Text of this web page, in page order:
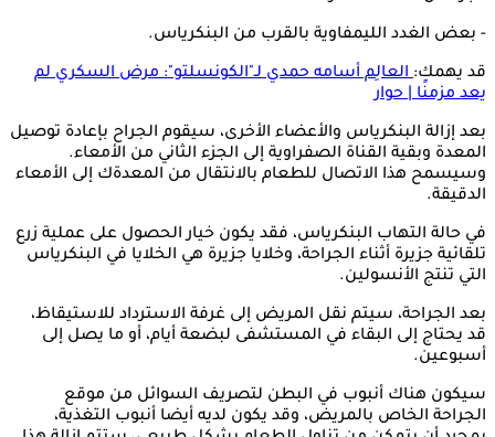
- بعض الغدد الليمفاوية بالقرب من البنكرياس.
قد يهمك:العالِم أسامه حمدي لـ"الكونسلتو": مرض السكري لم
يعد مزمنًا | حوار
بعد إزالة البنكرياس والأعضاء الأخرى، سيقوم الجراح بإعادة توصيل
المعدة وبقية القناة الصفراوية إلى الجزء الثاني من الأمعاء.
وسيسمح هذا الاتصال للطعام بالانتقال من المعدةك إلى الأمعاء
الدقيقة.
في حالة التهاب البنكرياس، فقد يكون خيار الحصول على عملية زرع
تلقائية جزيرة أثناء الجراحة، وخلايا جزيرة هي الخلايا في البنكرياس
التي تنتج الأنسولين.
بعد الجراحة، سيتم نقل المريض إلى غرفة الاسترداد للاستيقاظ،
قد يحتاج إلى البقاء في المستشفى لبضعة أيام، أو ما يصل إلى
أسبوعين.
سيكون هناك أنبوب في البطن لتصريف السوائل من موقع
الجراحة الخاص بالمريض، وقد يكون لديه أيضا أنبوب التغذية،